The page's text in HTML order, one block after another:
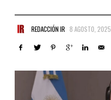
REDACCIÓN IR 8 AGOSTO, 2025